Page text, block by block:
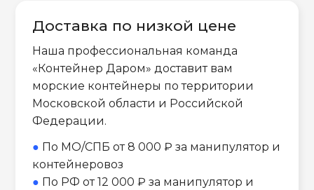
Доставка по низкой цене
Наша профессиональная команда
«Контейнер Даром» доставит вам
морские контейнеры по территории
Московской области и Российской
Федерации.
● По МО/СПБ от 8 000 ₽ за манипулятор и
контейнеровоз
● По РФ от 12 000 ₽ за манипулятор и